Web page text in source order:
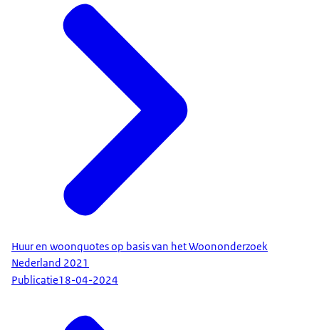
Huur en woonquotes op basis van het Woononderzoek
Nederland 2021
Publicatie18-04-2024